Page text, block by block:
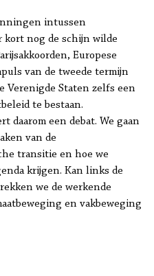
intussen
kort nog de schijn wilde
Europese
van de tweede termijn
Verenigde Staten zelfs een
te bestaan.
daarom een debat. We gaan
van de
transitie en hoe we
krijgen. Kan links de
we de werkende
en vakbeweging